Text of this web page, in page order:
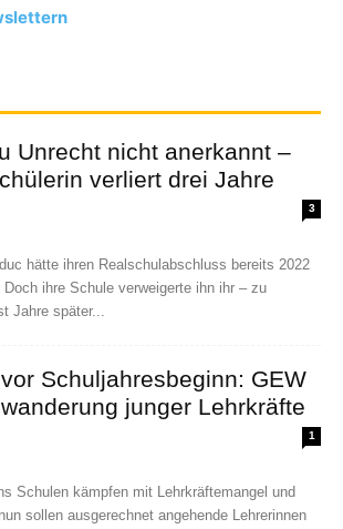
Unrecht nicht anerkannt –
verliert drei Jahre
3
hätte ihren Realschulabschluss bereits 2022
ihre Schule verweigerte ihn ihr – zu
Jahre später...
Schuljahresbeginn: GEW
junger Lehrkräfte
1
Schulen kämpfen mit Lehrkräftemangel und
sollen ausgerechnet angehende Lehrerinnen